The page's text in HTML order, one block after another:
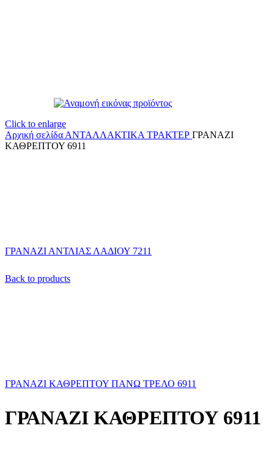
Click to enlarge
Αρχική σελίδα ΑΝΤΑΛΛΑΚΤΙΚΑ ΤΡΑΚΤΕΡ ΓΡΑΝΑΖΙ
ΚΑΘΡΕΠΤΟΥ 6911
ΓΡΑΝΑΖΙ ΑΝΤΛΙΑΣ ΛΑΔΙΟΥ 7211
Back to products
ΓΡΑΝΑΖΙ ΚΑΘΡΕΠΤΟΥ ΠΑΝΩ ΤΡΕΛΟ 6911
ΓΡΑΝΑΖΙ ΚΑΘΡΕΠΤΟΥ 6911